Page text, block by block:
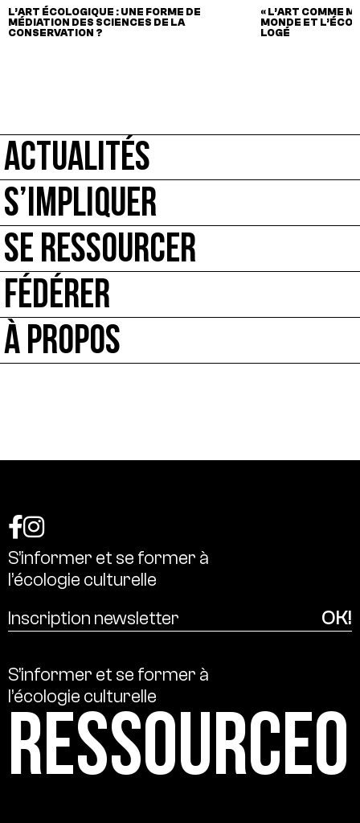
L’ART ÉCOLOGIQUE : UNE FORME DE
MÉDIATION DES SCIENCES DE LA
CONSERVATION ?
« L’ART COMME
MONDE ET
LOGÉ
ACTUALITÉS
S’IMPLIQUER
SE RESSOURCER
FÉDÉRER
À PROPOS
S’informer et se former à
l’écologie culturelle
S’informer et se former à
l’écologie culturelle
Ressource0